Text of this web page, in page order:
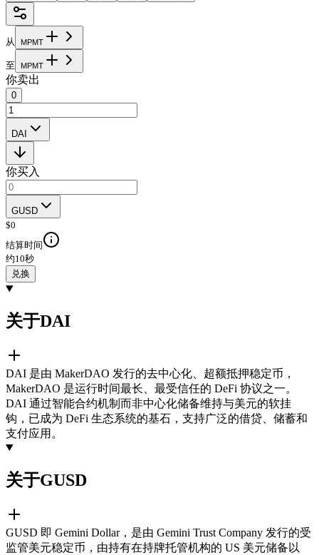
从 MPMT
至 MPMT
你卖出
0
DAI
你买入
GUSD
$0
结算时间
约10秒
兑换
关于DAI
DAI 是由 MakerDAO 发行的去中心化、超额抵押稳定币，
MakerDAO 是运行时间最长、最受信任的 DeFi 协议之一。
DAI 通过智能合约机制而非中心化储备维持与美元的软挂
钩，已成为 DeFi 生态系统的基石，支持广泛的借贷、储蓄和
支付应用。
关于GUSD
GUSD 即 Gemini Dollar，是由 Gemini Trust Company 发行的受
监管美元稳定币，由持有在持牌托管机构的 US 美元储备以